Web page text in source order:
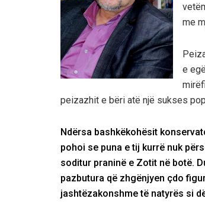
me
e
peizazhit e bëri atë një sukses
Ndërsa bashkëkohësit
pohoi se puna e tij kurrë nuk
soditur praninë e Zotit në botë.
pazbutura që zhgënjyen çdo
jashtëzakonshme të natyrës si